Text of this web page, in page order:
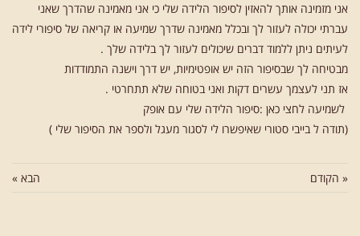
אני מזמינה אותך להאזין לסיפור הלידה שלי כי אני מאמינה שהדרך שאני
עברתי יכולה לעזור לך ובכלל מאמינה שדרך שמיעה או קריאה של סיפורי לידה
לעיתים ניתן ללמוד דברים שיכולים לעזור לך בלידה שלך .
מבטיחה לך שבסיפור הזה יש אופטימיות, יש דרך וישנה התמודדות
אז תני לעצמך עשרים דקות ואני בטוחה שלא תתחרטי .
לשמיעה לחצי כאן :סיפור הלידה שלי עם אופק
(תודה לבייבי סטורי שאיפשרו לי לסגור מעגל ולספר את הסיפור שלי )
« הקודם הבא »